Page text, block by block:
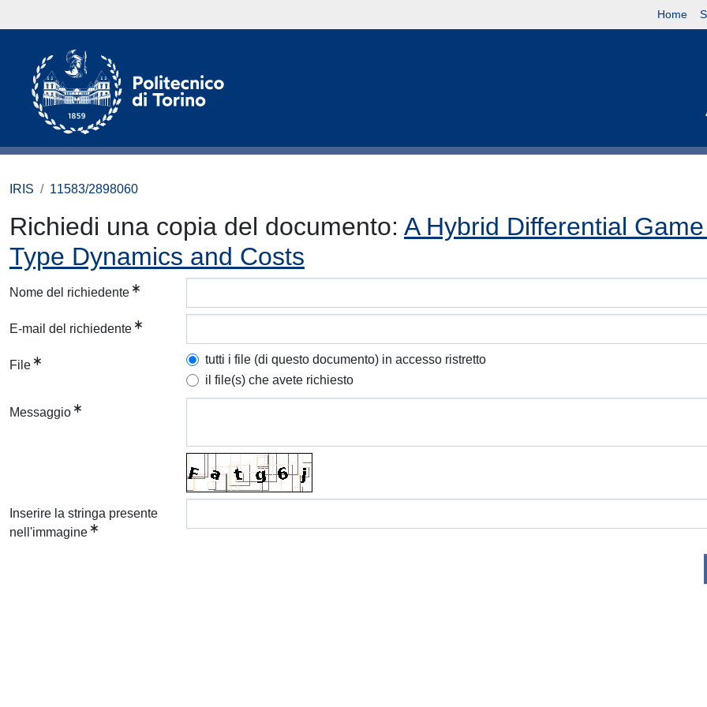
Home
IRIS 11583/2898060
Richiedi una copia del documento: A Hybrid Differential
Type Dynamics and Costs
Nome del richiedente
E-mail del richiedente
File
tutti i file (di questo documento) in accesso ristretto
il file(s) che avete richiesto
Messaggio
Inserire la stringa presente
nell'immagine